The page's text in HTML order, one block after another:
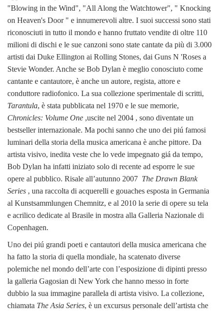
"Blowing in the Wind", "All Along the Watchtower", " Knocking
on Heaven's Door " e innumerevoli altre. I suoi successi sono stati
riconosciuti in tutto il mondo e hanno fruttato vendite di oltre 110
milioni di dischi e le sue canzoni sono state cantate da più di 3.000
artisti dai Duke Ellington ai Rolling Stones, dai Guns N 'Roses a
Stevie Wonder. Anche se Bob Dylan è meglio conosciuto come
cantante e cantautore, è anche un autore, regista, attore e
conduttore radiofonico. La sua collezione sperimentale di scritti,
Tarantula, è stata pubblicata nel 1970 e le sue memorie,
Chronicles: Volume One ,uscite nel 2004 , sono diventate un
bestseller internazionale. Ma pochi sanno che uno dei piú famosi
luminari della storia della musica americana è anche pittore. Da
artista visivo, inedita veste che lo vede impegnato giá da tempo,
Bob Dylan ha infatti iniziato solo di recente ad esporre le sue
opere al pubblico. Risale all’autunno 2007 The Drawn Blank
Series , una raccolta di acquerelli e gouaches esposta in Germania
al Kunstsammlungen Chemnitz, e al 2010 la serie di opere su tela
e acrilico dedicate al Brasile in mostra alla Galleria Nazionale di
Copenhagen.
Uno dei piú grandi poeti e cantautori della musica americana che
ha fatto la storia di quella mondiale, ha scatenato diverse
polemiche nel mondo dell’arte con l’esposizione di dipinti presso
la galleria Gagosian di New York che hanno messo in forte
dubbio la sua immagine parallela di artista visivo. La collezione,
chiamata The Asia Series, è un excursus personale dell’artista che